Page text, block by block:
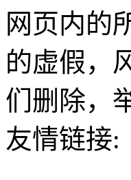
网页内的
的虚假，
们删除，
友情链接: